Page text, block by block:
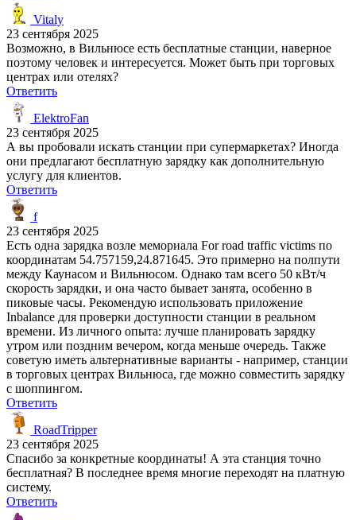
Vitaly
23 сентября 2025
Возможно, в Вильнюсе есть бесплатные станции, наверное
поэтому человек и интересуется. Может быть при торговых
центрах или отелях?
Ответить
ElektroFan
23 сентября 2025
А вы пробовали искать станции при супермаркетах? Иногда
они предлагают бесплатную зарядку как дополнительную
услугу для клиентов.
Ответить
f
23 сентября 2025
Есть одна зарядка возле мемориала For road traffic victims по
координатам 54.757159,24.871645. Это примерно на полпути
между Каунасом и Вильнюсом. Однако там всего 50 кВт/ч
скорость зарядки, и она часто бывает занята, особенно в
пиковые часы. Рекомендую использовать приложение
Inbalance для проверки доступности станции в реальном
времени. Из личного опыта: лучше планировать зарядку
утром или поздним вечером, когда меньше очередь. Также
советую иметь альтернативные варианты - например, станции
в торговых центрах Вильнюса, где можно совместить зарядку
с шоппингом.
Ответить
RoadTripper
23 сентября 2025
Спасибо за конкретные координаты! А эта станция точно
бесплатная? В последнее время многие переходят на платную
систему.
Ответить